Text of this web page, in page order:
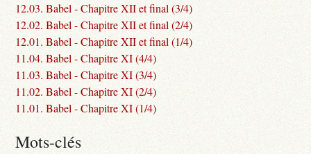
12.03. Babel - Chapitre XII et final (3/4)
12.02. Babel - Chapitre XII et final (2/4)
12.01. Babel - Chapitre XII et final (1/4)
11.04. Babel - Chapitre XI (4/4)
11.03. Babel - Chapitre XI (3/4)
11.02. Babel - Chapitre XI (2/4)
11.01. Babel - Chapitre XI (1/4)
Mots-clés